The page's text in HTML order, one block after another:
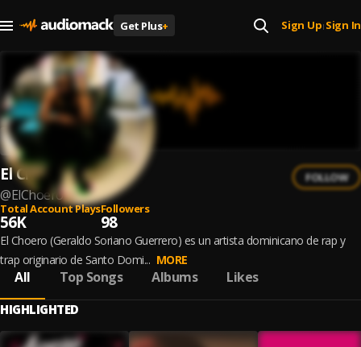
Get Plus+ Sign Up| Sign In
El Choero
@ElChoero
FOLLOW
Total Account Plays
56K
Followers
98
El Choero (Geraldo Soriano Guerrero) es un artista dominicano de rap y
trap originario de Santo Domi... MORE
All Top Songs Albums Likes
HIGHLIGHTED